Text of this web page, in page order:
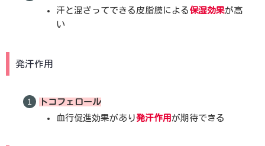
汗と混ざってできる皮脂膜による 保湿効果が高
い
発汗作用
トコフェロール
血行促進効果があり発汗作用 が期待できる